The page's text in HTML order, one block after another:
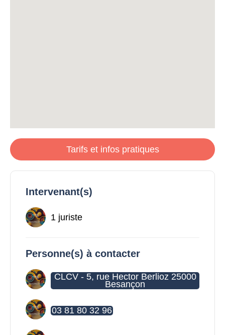
Tarifs et infos pratiques
Intervenant(s)
1 juriste
Personne(s) à contacter
CLCV - 5, rue Hector Berlioz 25000
Besançon
03 81 80 32 96